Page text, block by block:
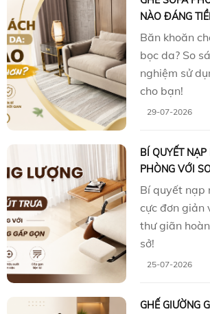
NÀO ĐÁNG
Băn khoăn
bọc da? So
nghiệm sử
cho bạn!
29-07-2026
BÍ QUYẾT
PHÒNG VỚI
Bí quyết nạp
cực đơn giản
thư giãn
sở!
25-07-2026
GHẾ GIƯỜNG